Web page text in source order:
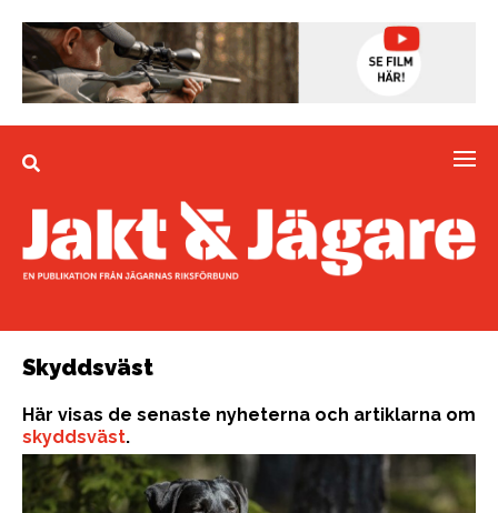
Skyddsväst
Här visas de senaste nyheterna och artiklarna om
skyddsväst.